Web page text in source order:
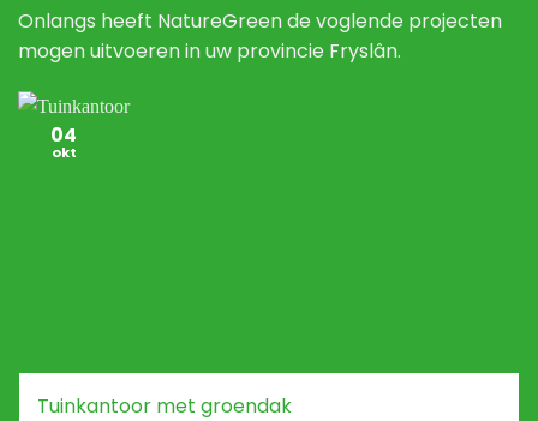
Onlangs heeft NatureGreen de voglende projecten
mogen uitvoeren in uw provincie Fryslân.
Tuinkantoor met groendak
04
okt